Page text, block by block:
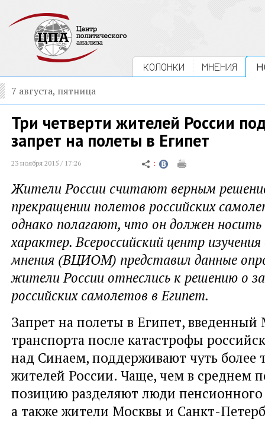
КОЛОНКИ МНЕНИЯ
7 августа, пятница
Три четверти жителей России
запрет на полеты в Египет
23 ноября 2015 / 17:26
Жители России считают верным
прекращении полетов российских
однако полагают, что он должен
характер. Всероссийский центр
мнения (ВЦИОМ) представил данные
жители России отнеслись к решению о
российских самолетов в Египет.
Запрет на полеты в Египет,
транспорта после катастрофы
над Синаем, поддерживают чуть более
жителей России. Чаще, чем в среднем
позицию разделяют люди пенсионного
а также жители Москвы и Санкт-